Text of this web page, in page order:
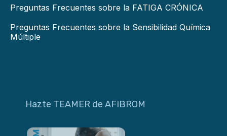
Preguntas Frecuentes sobre la FATIGA CRÓNICA
Preguntas Frecuentes sobre la Sensibilidad Química
Múltiple
Hazte TEAMER de AFIBROM